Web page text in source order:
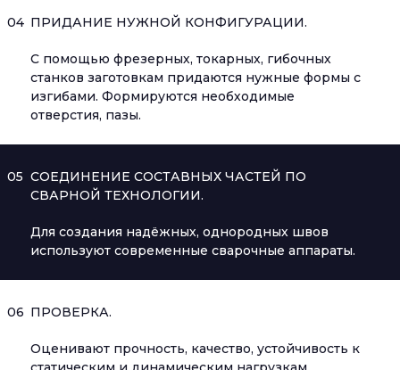
04 ПРИДАНИЕ НУЖНОЙ КОНФИГУРАЦИИ.
С помощью фрезерных, токарных, гибочных
станков заготовкам придаются нужные формы с
изгибами. Формируются необходимые
отверстия, пазы.
05 СОЕДИНЕНИЕ СОСТАВНЫХ ЧАСТЕЙ ПО
СВАРНОЙ ТЕХНОЛОГИИ.
Для создания надёжных, однородных швов
используют современные сварочные аппараты.
06 ПРОВЕРКА.
Оценивают прочность, качество, устойчивость к